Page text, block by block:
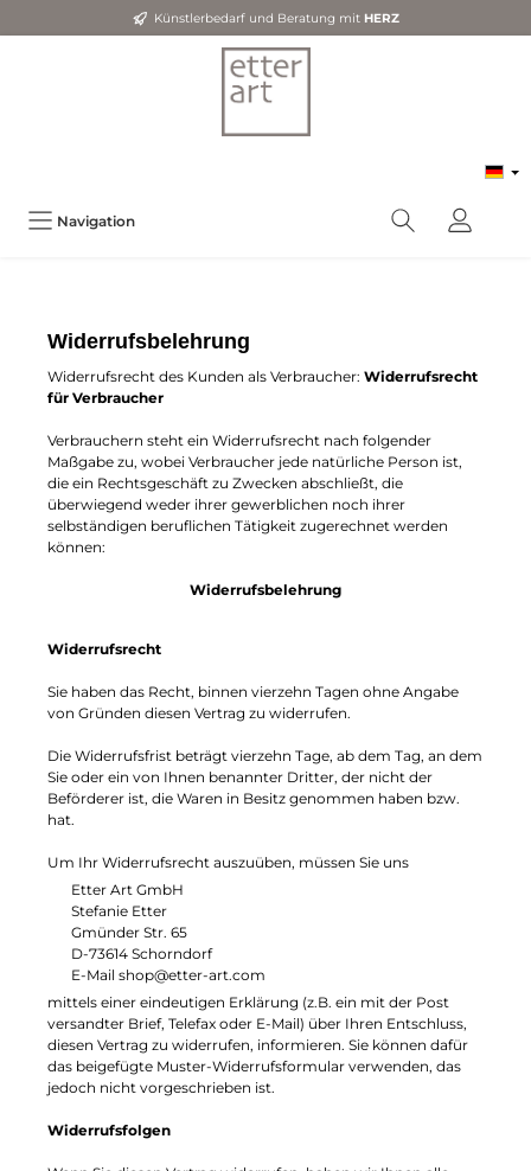
Künstlerbedarf und Beratung mitHERZ
Navigation
Widerrufsbelehrung
Widerrufsrecht des Kunden als Verbraucher: Widerrufsrecht
für Verbraucher
Verbrauchern steht ein Widerrufsrecht nach folgender
Maßgabe zu, wobei Verbraucher jede natürliche Person ist,
die ein Rechtsgeschäft zu Zwecken abschließt, die
überwiegend weder ihrer gewerblichen noch ihrer
selbständigen beruflichen Tätigkeit zugerechnet werden
können:
Widerrufsbelehrung
Widerrufsrecht
Sie haben das Recht, binnen vierzehn Tagen ohne Angabe
von Gründen diesen Vertrag zu widerrufen.
Die Widerrufsfrist beträgt vierzehn Tage, ab dem Tag, an dem
Sie oder ein von Ihnen benannter Dritter, der nicht der
Beförderer ist, die Waren in Besitz genommen haben bzw.
hat.
Um Ihr Widerrufsrecht auszuüben, müssen Sie uns
Etter Art GmbH
Stefanie Etter
Gmünder Str. 65
D-73614 Schorndorf
E-Mail shop@etter-art.com
mittels einer eindeutigen Erklärung (z.B. ein mit der Post
versandter Brief, Telefax oder E-Mail) über Ihren Entschluss,
diesen Vertrag zu widerrufen, informieren. Sie können dafür
das beigefügte Muster-Widerrufsformular verwenden, das
jedoch nicht vorgeschrieben ist.
Widerrufsfolgen